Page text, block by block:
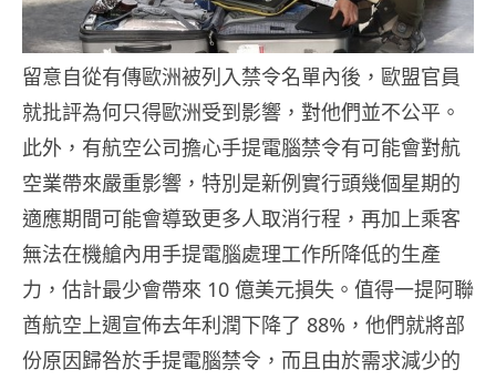
留意自從有傳歐洲被列入禁令名單內後，歐盟官員
就批評為何只得歐洲受到影響，對他們並不公平。
此外，有航空公司擔心手提電腦禁令有可能會對航
空業帶來嚴重影響，特別是新例實行頭幾個星期的
適應期間可能會導致更多人取消行程，再加上乘客
無法在機艙內用手提電腦處理工作所降低的生產
力，估計最少會帶來 10 億美元損失。值得一提阿聯
酋航空上週宣佈去年利潤下降了 88%，他們就將部
份原因歸咎於手提電腦禁令，而且由於需求減少的